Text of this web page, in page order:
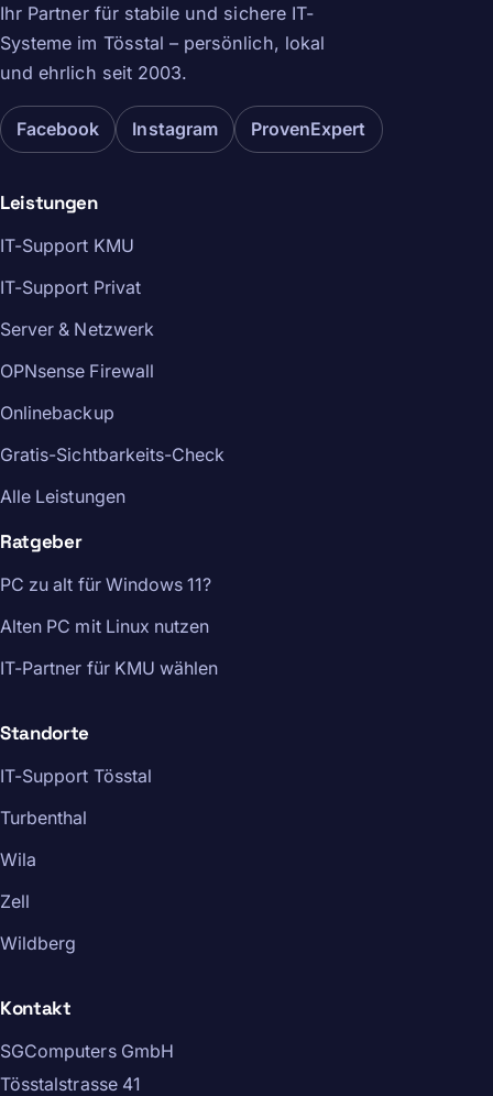
Ihr Partner für stabile und sichere IT-
Systeme im Tösstal – persönlich, lokal
und ehrlich seit 2003.
Facebook Instagram ProvenExpert
Leistungen
IT-Support KMU
IT-Support Privat
Server & Netzwerk
OPNsense Firewall
Onlinebackup
Gratis-Sichtbarkeits-Check
Alle Leistungen
Ratgeber
PC zu alt für Windows 11?
Alten PC mit Linux nutzen
IT-Partner für KMU wählen
Standorte
IT-Support Tösstal
Turbenthal
Wila
Zell
Wildberg
Kontakt
SGComputers GmbH
Tösstalstrasse 41